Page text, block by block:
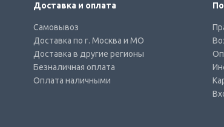
Доставка и оплата
Самовывоз
Доставка по г. Москва и МО
Доставка в другие регионы
Безналичная оплата
Оплата наличными